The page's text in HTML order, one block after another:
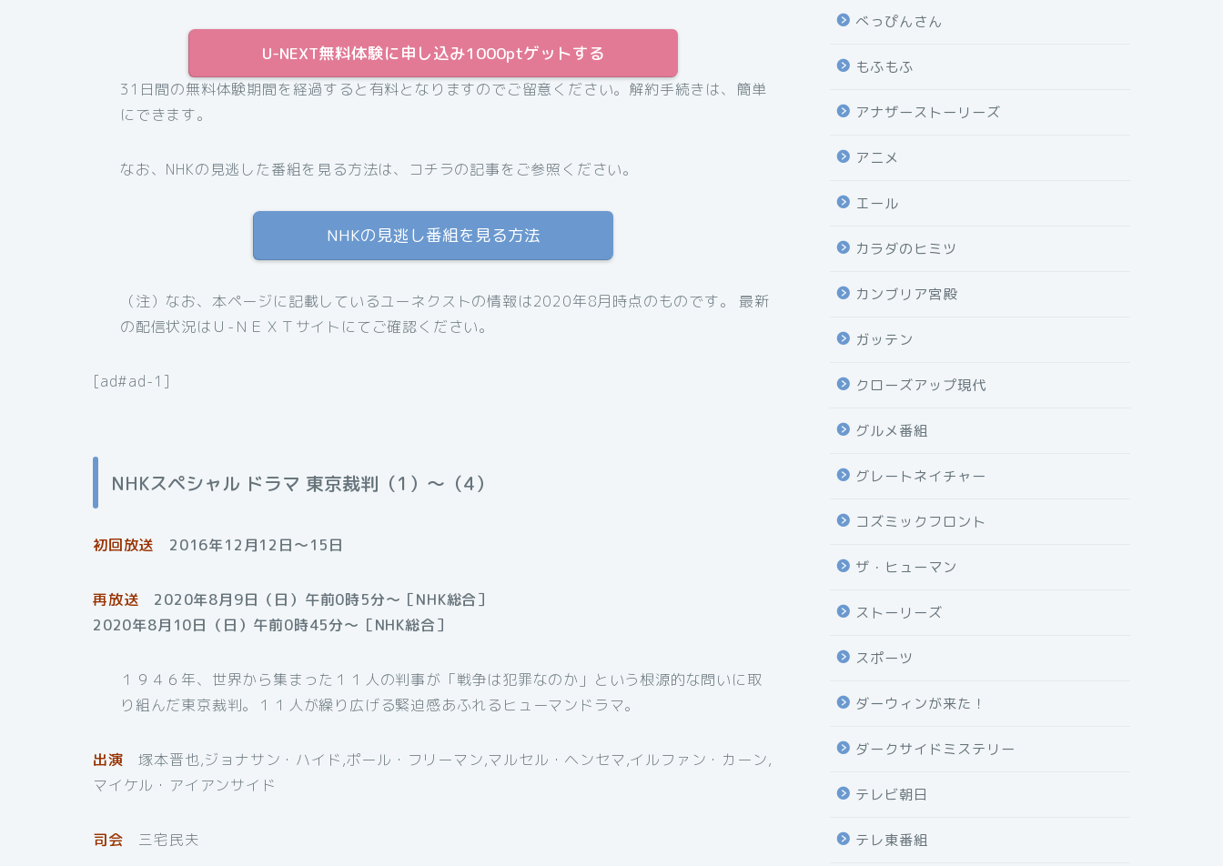
U-NEXT無料体験に申し込み1000ptゲットする
31日間の無料体験期間を経過すると有料となりますのでご留意ください。解約手続きは、簡単
にできます。
なお、NHKの見逃した番組を見る方法は、コチラの記事をご参照ください。
NHKの見逃し番組を見る方法
（注）なお、本ページに記載しているユーネクストの情報は2020年8月時点のものです。 最新
の配信状況はＵ-ＮＥＸＴサイトにてご確認ください。
[ad#ad-1]
NHKスペシャル ドラマ 東京裁判（1）〜 （4）
初回放送 2016年12月12日〜15日
再放送 2020年8月9日（日）午前0時5分〜［NHK総合］
2020年8月10日（日）午前0時45分〜［NHK総合］
１９４６年、世界から集まった１１人の判事が「戦争は犯罪なのか」という根源的な問いに取
り組んだ東京裁判。１１人が繰り広げる緊迫感あふれるヒューマンドラマ。
出演 塚本晋也,ジョナサン・ハイド,ポール・フリーマン,マルセル・ヘンセマ,イルファン・カーン,
マイケル・アイアンサイド
司会 三宅民夫
べっぴんさん
もふもふ
アナザーストーリーズ
アニメ
エール
カラダのヒミツ
カンブリア宮殿
ガッテン
クローズアップ現代
グルメ番組
グレートネイチャー
コズミックフロント
ザ・ヒューマン
ストーリーズ
スポーツ
ダーウィンが来た！
ダークサイドミステリー
テレビ朝日
テレ東番組